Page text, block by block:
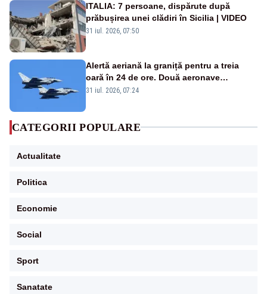
ITALIA: 7 persoane, dispărute după
prăbușirea unei clădiri în Sicilia | VIDEO
31 iul. 2026, 07:50
Alertă aeriană la graniță pentru a treia
oară în 24 de ore. Două aeronave
Eurofighter britanice au fost ridicate de la
31 iul. 2026, 07:24
CATEGORII POPULARE
Actualitate
Politica
Economie
Social
Sport
Sanatate